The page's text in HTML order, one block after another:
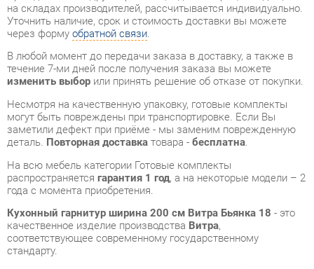
изменить выборили принять решение об отказе от покупки.
Несмотря на качественную упаковку, готовые комплекты
заметили дефект при приёме - мы заменим поврежденную
деталь.Повторная доставкатовара -бесплатна.
распространяетсягарантия 1 год, а на некоторые модели – 2
года с момента приобретения.
Кухонный гарнитур ширина 200 см Витра Бьянка 18
соответствующее современному государственному
стандарту.
Надеемся, вы останетесь довольны вашим приобретением, и
будем рады, если вы оставите отзыв об опыте его
использования, который поможет сориентироваться нашим
будущим покупателям.
Кроме формы